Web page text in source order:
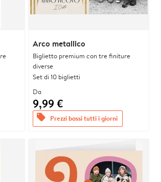
Arco metallico
Biglietto premium con tre finiture
diverse
Set di 10 biglietti
Da
9,99 €
offers Prezzi bassi tutti i giorni